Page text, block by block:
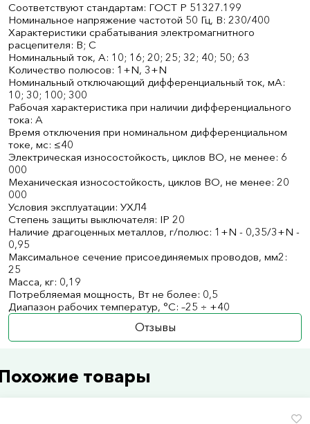
Соответствуют стандартам: ГОСТ Р 51327.1­99
Номинальное напряжение частотой 50 Гц, В: 230/400
Характеристики срабатывания электромагнитного
расцепителя: B; C
Номинальный ток, А: 10; 16; 20; 25; 32; 40; 50; 63
Количество полюсов: 1+N, 3+N
Номинальный отключающий дифференциальный ток, мА:
10; 30; 100; 300
Рабочая характеристика при наличии дифференциального
тока: A
Время отключения при номинальном дифференциальном
токе, мс: ≤40
Электрическая износостойкость, циклов В­О, не менее: 6
000
Механическая износостойкость, циклов В­О, не менее: 20
000
Условия эксплуатации: УХЛ4
Степень защиты выключателя: IP 20
Наличие драгоценных металлов, г/полюс: 1+N - 0,35/3+N -
0,95
Максимальное сечение присоединяемых проводов, мм2:
25
Масса, кг: 0,19
Потребляемая мощность, Вт не более: 0,5
Диапазон рабочих температур, °С: –25 ÷ +40
Отзывы
товары